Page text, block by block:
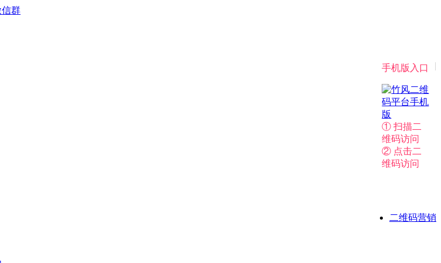
群
|
手机版入口
① 扫描二
维码访问
② 点击二
维码访问
二维码营销